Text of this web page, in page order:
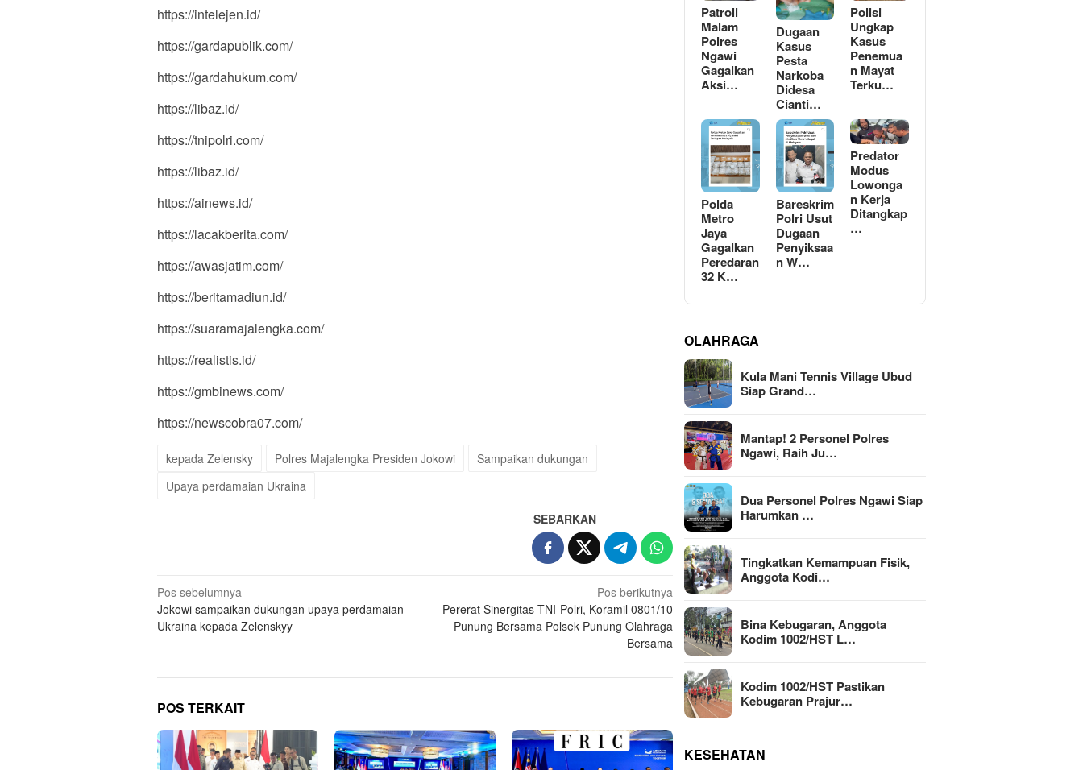
https://intelejen.id/
https://gardapublik.com/
https://gardahukum.com/
https://libaz.id/
https://tnipolri.com/
https://libaz.id/
https://ainews.id/
https://lacakberita.com/
https://awasjatim.com/
https://beritamadiun.id/
https://suaramajalengka.com/
https://realistis.id/
https://gmbinews.com/
https://newscobra07.com/
kepada Zelensky Polres Majalengka Presiden Jokowi
Sampaikan dukungan
Upaya perdamaian Ukraina
SEBARKAN
Navigasi
pos
Pos sebelumnya
Jokowi sampaikan dukungan upaya perdamaian
Ukraina kepada Zelenskyy
Pos berikutnya
Pererat Sinergitas TNI-Polri, Koramil 0801/10
Punung Bersama Polsek Punung Olahraga
Bersama
POS TERKAIT
Patroli
Malam
Polres
Ngawi
Gagalkan
Aksi…
Dugaan
Kasus
Pesta
Narkoba
Didesa
Cianti…
Polisi
Ungkap
Kasus
Penemua
n Mayat
Terku…
Polda
Metro
Jaya
Gagalkan
Peredaran
32 K…
Bareskrim
Polri Usut
Dugaan
Penyiksaa
n W…
Predator
Modus
Lowonga
n Kerja
Ditangkap
…
OLAHRAGA
Kula Mani Tennis Village Ubud
Siap Grand…
Mantap! 2 Personel Polres
Ngawi, Raih Ju…
Dua Personel Polres Ngawi Siap
Harumkan …
Tingkatkan Kemampuan Fisik,
Anggota Kodi…
Bina Kebugaran, Anggota
Kodim 1002/HST L…
Kodim 1002/HST Pastikan
Kebugaran Prajur…
KESEHATAN